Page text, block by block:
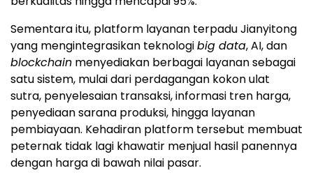
Sementara itu, platform layanan terpadu Jianyitong
yang mengintegrasikan teknologibig data, AI, dan
blockchain menyediakan berbagai layanan sebagai
satu sistem, mulai dari perdagangan kokon ulat
sutra, penyelesaian transaksi, informasi tren harga,
penyediaan sarana produksi, hingga layanan
pembiayaan. Kehadiran platform tersebut membuat
peternak tidak lagi khawatir menjual hasil panennya
dengan harga di bawah nilai pasar.